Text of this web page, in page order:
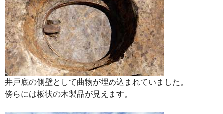
井戸底の側壁として曲物が埋め込まれていました。
傍らには板状の木製品が見えます。